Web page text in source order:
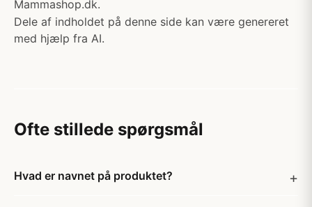
Mammashop.dk.
Dele af indholdet på denne side kan være genereret
med hjælp fra AI.
Ofte stillede spørgsmål
Hvad er navnet på produktet?